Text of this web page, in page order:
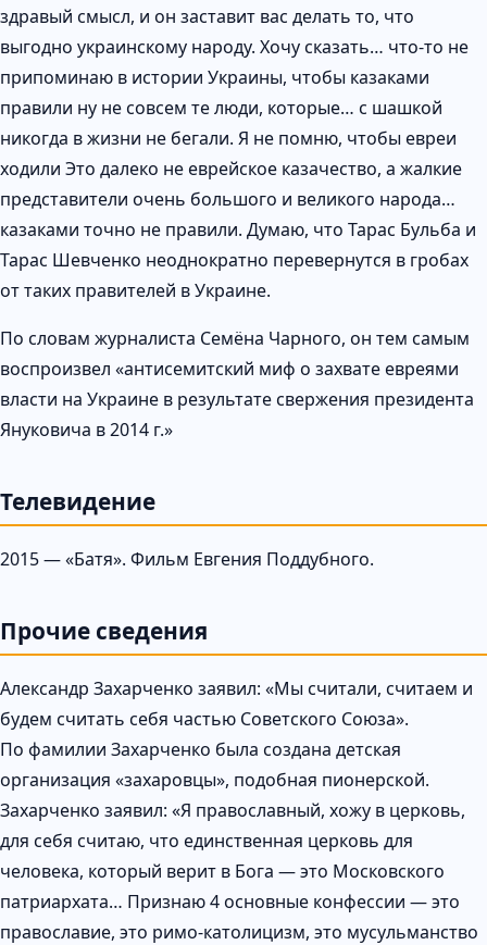
здравый смысл, и он заставит вас делать то, что
выгодно украинскому народу. Хочу сказать… что-то не
припоминаю в истории Украины, чтобы казаками
правили ну не совсем те люди, которые… с шашкой
никогда в жизни не бегали. Я не помню, чтобы евреи
ходили Это далеко не еврейское казачество, а жалкие
представители очень большого и великого народа…
казаками точно не правили. Думаю, что Тарас Бульба и
Тарас Шевченко неоднократно перевернутся в гробах
от таких правителей в Украине.
По словам журналиста Семёна Чарного, он тем самым
воспроизвел «антисемитский миф о захвате евреями
власти на Украине в результате свержения президента
Януковича в 2014 г.»
Телевидение
2015 — «Батя». Фильм Евгения Поддубного.
Прочие сведения
Александр Захарченко заявил: «Мы считали, считаем и
будем считать себя частью Советского Союза».
По фамилии Захарченко была создана детская
организация «захаровцы», подобная пионерской.
Захарченко заявил: «Я православный, хожу в церковь,
для себя считаю, что единственная церковь для
человека, который верит в Бога — это Московского
патриархата… Признаю 4 основные конфессии — это
православие, это римо-католицизм, это мусульманство